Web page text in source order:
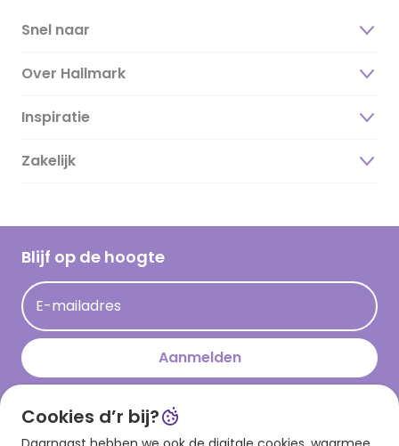
Snel naar
Over Hallmark
Over ons
Duurzaamheid
Hallmark Kaartclub
Acties
Persberichten
Hallmark en Kinderpostzegels
Inspiratie
Magazine
Cadeau inspiratie
Kaartinspiratie
Zakelijk
Blijf op de hoogte
E-mailadres
Aanmelden
Download onze app
Cookies d’r bij?